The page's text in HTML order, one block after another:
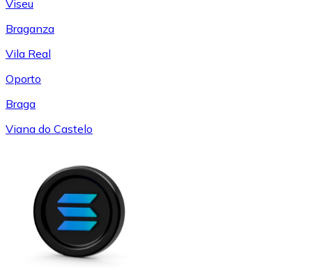
Viseu
Braganza
Vila Real
Oporto
Braga
Viana do Castelo